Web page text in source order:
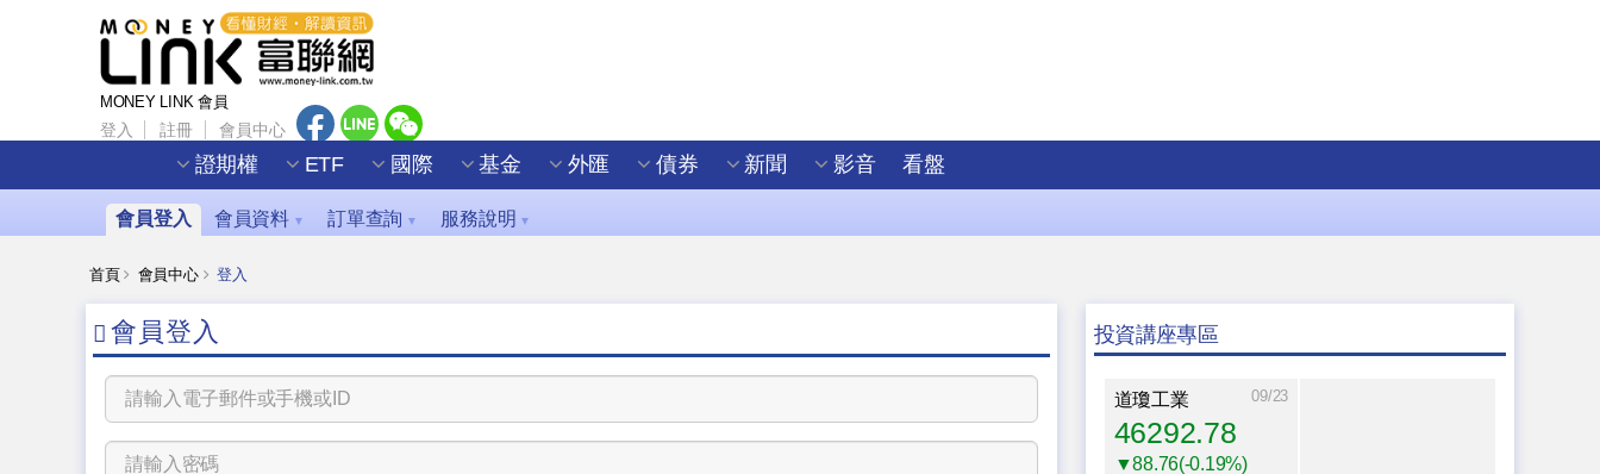
MONEY LINK 會員
登入 註冊 會員中心
證期權 ETF 國際 基金 外匯 債券 新聞 影音 看盤
會員登入 會員資料 ▼ 訂單查詢 ▼ 服務說明 ▼
首頁 會員中心 登入
會員登入 投資講座專區
道瓊工業 09/23
46292.78
▼88.76(-0.19%)